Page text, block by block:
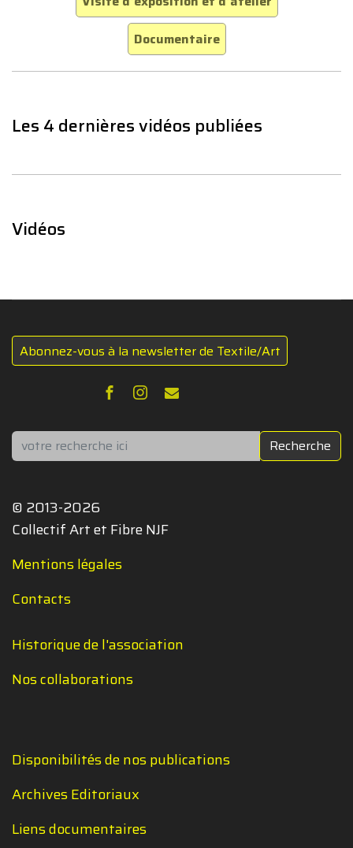
Documentaire
Les 4 dernières vidéos publiées
Vidéos
Abonnez-vous à la newsletter de Textile/Art
Rechercher Recherche
© 2013-2026
Collectif Art et Fibre NJF
Mentions légales
Contacts
Historique de l'association
Nos collaborations
Disponibilités de nos publications
Archives Editoriaux
Liens documentaires